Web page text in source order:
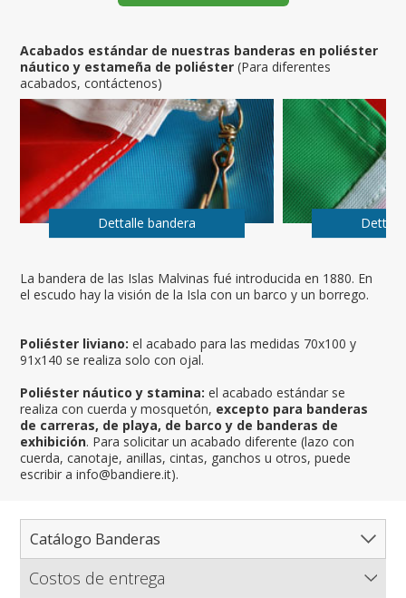
La bandera de las Islas Malvinas fué introducida en 1880. En
el escudo hay la visión de la Isla con un barco y un borrego.
Poliéster liviano: el acabado para las medidas 70x100 y
91x140 se realiza solo con ojal.
Poliéster náutico y stamina: el acabado estándar se
realiza con cuerda y mosquetón, excepto para banderas
de carreras, de playa, de barco y de banderas de
exhibición. Para solicitar un acabado diferente (lazo con
cuerda, canotaje, anillas, cintas, ganchos u otros, puede
escribir a info@bandiere.it).
Acabados estándar de nuestras banderas en poliéster
náutico y estameña de poliéster (Para diferentes
acabados, contáctenos)
Dettalle bandera
Catálogo Banderas
Catálogo completo de banderas
Costos de entrega